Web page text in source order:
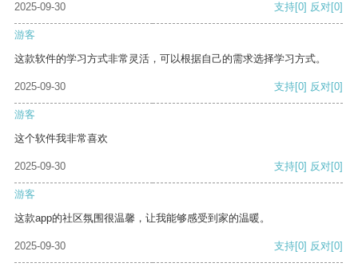
2025-09-30
支持[0] 反对[0]
游客
这款软件的学习方式非常灵活，可以根据自己的需求选择学习方式。
2025-09-30 支持[0] 反对[0]
游客
这个软件我非常喜欢
2025-09-30 支持[0] 反对[0]
游客
这款app的社区氛围很温馨，让我能够感受到家的温暖。
2025-09-30 支持[0] 反对[0]